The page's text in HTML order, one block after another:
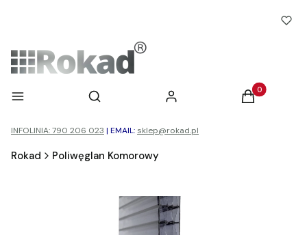
Menu Otwórz wyszukiwarkę
Szukaj Zaloguj się Produkty w
Koszyk
INFOLINIA: 790 206 023 | EMAIL: sklep@rokad.pl
Rokad Poliwęglan Komorowy